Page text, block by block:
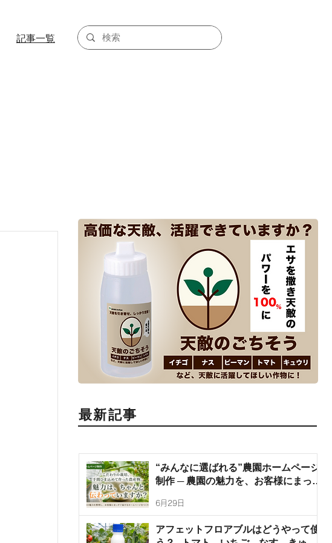
記事一覧
最新記事
“みんなに選ばれる”農園ホームページ
制作 ─ 農園の魅力を、お客様にまっす
6月29日
アフェットフロアブルはどうやって使